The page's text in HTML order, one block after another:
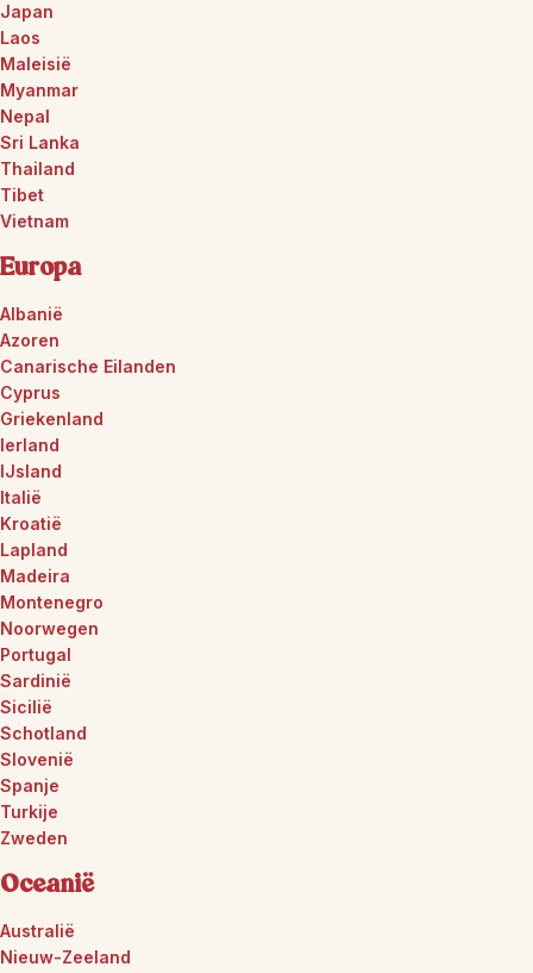
Japan
Laos
Maleisië
Myanmar
Nepal
Sri Lanka
Thailand
Tibet
Vietnam
Europa
Albanië
Azoren
Canarische Eilanden
Cyprus
Griekenland
Ierland
IJsland
Italië
Kroatië
Lapland
Madeira
Montenegro
Noorwegen
Portugal
Sardinië
Sicilië
Schotland
Slovenië
Spanje
Turkije
Zweden
Oceanië
Australië
Nieuw-Zeeland